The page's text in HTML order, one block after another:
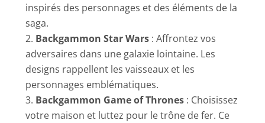
inspirés des personnages et des éléments de la
saga.
Backgammon Star Wars : Affrontez vos
adversaires dans une galaxie lointaine. Les
designs rappellent les vaisseaux et les
personnages emblématiques.
Backgammon Game of Thrones : Choisissez
votre maison et luttez pour le trône de fer. Ce